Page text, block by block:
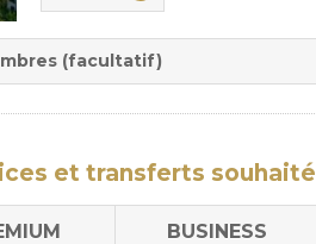
pension
:
:
(facultatif)
et transferts
BUSINESS